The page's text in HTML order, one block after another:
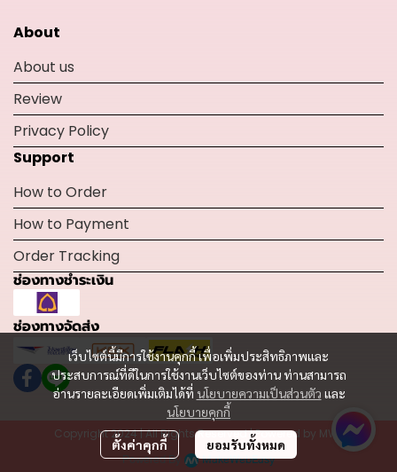
เว็บไซต์นี้มีการใช้งานคุกกี้ เพื่อเพิ่มประสิทธิภาพและ
ประสบการณ์ที่ดีในการใช้งานเว็บไซต์ของท่าน ท่านสามารถ
อ่านรายละเอียดเพิ่มเติมได้ที่ นโยบายความเป็นส่วนตัว และ
นโยบายคุกกี้
ตั้งค่าคุกกี้ ยอมรับทั้งหมด
About
About us
Review
Privacy Policy
Support
How to Order
How to Payment
Order Tracking
ช่องทางชำระเงิน
ช่องทางจัดส่ง
Copyright 2024 | All Rights Reserved | Powered by MWE
Powered By MakeWebEasy